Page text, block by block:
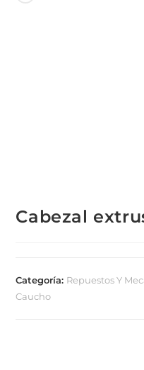
Cabezal
Categoría: Repuestos Y
Caucho